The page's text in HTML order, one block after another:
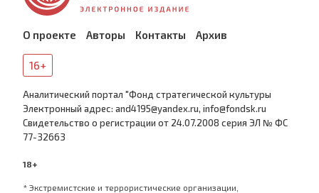
О проекте Авторы Контакты Архив
16+
Аналитический портал "Фонд стратегической культуры
Электронный адрес: and4195@yandex.ru, info@fondsk.ru
Cвидетельство о регистрации от 24.07.2008 серия ЭЛ № ФС
77-32663
18+
* Экстремистские и террористические организации,